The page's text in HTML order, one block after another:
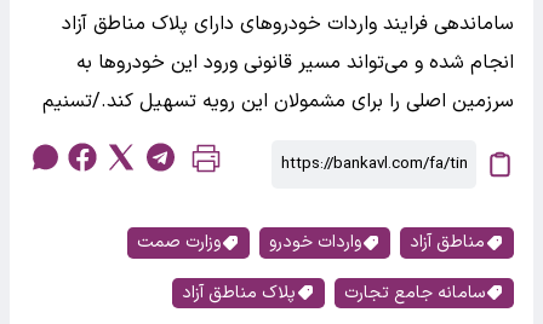
ساماندهی فرایند واردات خودروهای دارای پلاک مناطق آزاد
انجام شده و می‌تواند مسیر قانونی ورود این خودروها به
سرزمین اصلی را برای مشمولان این رویه تسهیل کند./تسنیم
مناطق آزاد واردات خودرو
وزارت صمت
سامانه جامع تجارت
پلاک مناطق آزاد